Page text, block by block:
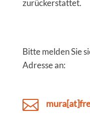
zurückerstattet.
Bitte melden Sie
Adresse an:
